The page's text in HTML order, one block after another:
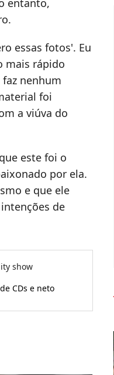
entanto,
essas fotos'. Eu
mais rápido
nenhum
foi
a viúva do
este foi o
por ela.
e que ele
de
show
CDs e neto